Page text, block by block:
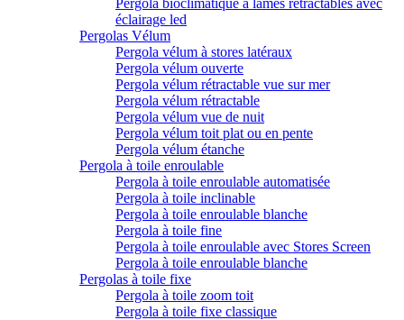
Pergola bioclimatique à lames rétractables avec
éclairage led
Pergolas Vélum
Pergola vélum à stores latéraux
Pergola vélum ouverte
Pergola vélum rétractable vue sur mer
Pergola vélum rétractable
Pergola vélum vue de nuit
Pergola vélum toit plat ou en pente
Pergola vélum étanche
Pergola à toile enroulable
Pergola à toile enroulable automatisée
Pergola à toile inclinable
Pergola à toile enroulable blanche
Pergola à toile fine
Pergola à toile enroulable avec Stores Screen
Pergola à toile enroulable blanche
Pergolas à toile fixe
Pergola à toile zoom toit
Pergola à toile fixe classique